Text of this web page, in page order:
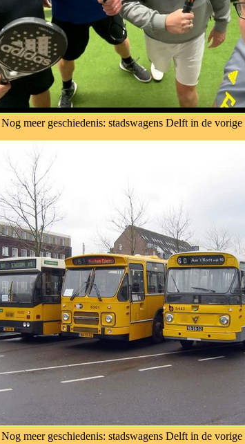
Nog meer geschiedenis: stadswagens Delft in de vorige
Nog meer geschiedenis: stadswagens Delft in de vorige